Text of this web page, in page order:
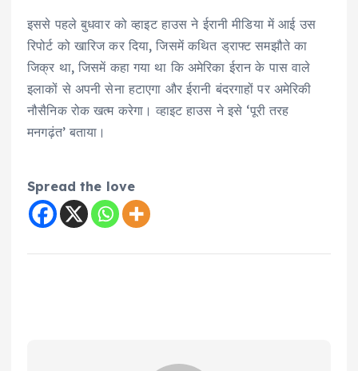
इससे पहले बुधवार को व्हाइट हाउस ने ईरानी मीडिया में आई उस
रिपोर्ट को खारिज कर दिया, जिसमें कथित ड्राफ्ट समझौते का
जिक्र था, जिसमें कहा गया था कि अमेरिका ईरान के पास वाले
इलाकों से अपनी सेना हटाएगा और ईरानी बंदरगाहों पर अमेरिकी
नौसैनिक रोक खत्म करेगा। व्हाइट हाउस ने इसे ‘पूरी तरह
मनगढ़ंत’ बताया।
Spread the love